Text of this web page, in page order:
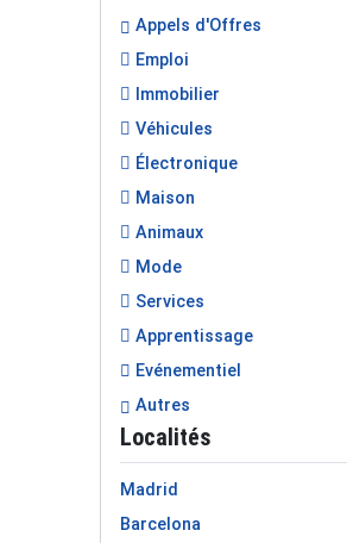
Appels d'Offres
Emploi
Immobilier
Véhicules
Électronique
Maison
Animaux
Mode
Services
Apprentissage
Evénementiel
Autres
Localités
Madrid
Barcelona